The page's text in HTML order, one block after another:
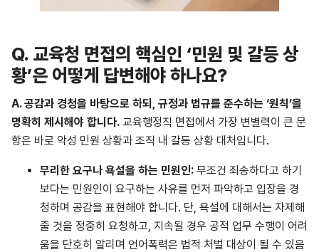
Q. 교육청 면접의 핵심인 ‘민원 및 갈등 상
황’은 어떻게 답변해야 하나요?
A.공감과 경청을 바탕으로 하되, 규정과 법규를 준수하는 ‘원칙’을
명확히 제시해야 합니다. 교육행정직 면접에서 가장 변별력이 큰 문
항은 바로 악성 민원 상황과 조직 내 갈등 상황 대처입니다.
무리한 요구나 욕설을 하는 민원인: 무조건 죄송하다고 하기
보다는 민원인이 요구하는 사유를 먼저 파악하고 입장을 경
청하며 공감을 표현해야 합니다. 단, 욕설에 대해서는 자제해
줄 것을 정중히 요청하고, 지속될 경우 공적 업무 수행이 어려
움을 단호히 알리며 언어폭력은 법적 처벌 대상이 될 수 있음